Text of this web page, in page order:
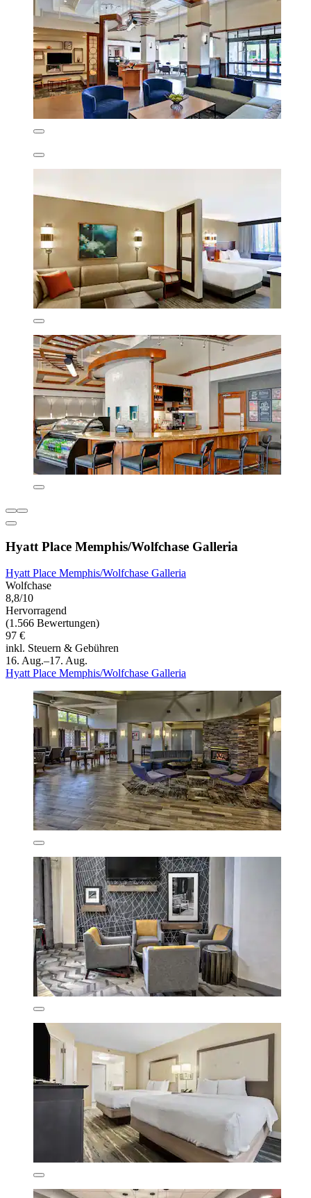
Hyatt Place Memphis/Wolfchase Galleria
Hyatt Place Memphis/Wolfchase Galleria
Wolfchase
Hervorragend
(1.566 Bewertungen)
inkl. Steuern & Gebühren
16. Aug.–17. Aug.
Hyatt Place Memphis/Wolfchase Galleria